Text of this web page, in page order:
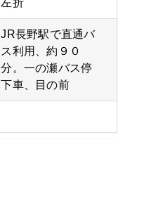
JR長野駅で直通バ
ス利用、約９０
分。一の瀬バス停
下車、目の前